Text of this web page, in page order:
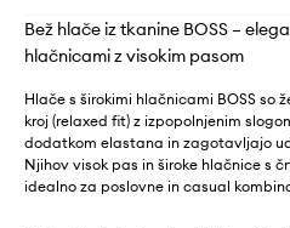
Bež hlače iz tkanine BOSS –
hlačnicami z visokim pasom
Hlače s širokimi hlačnicami BOSS so
kroj (relaxed fit) z izpopolnjenim
dodatkom elastana in zagotavljajo
Njihov visok pas in široke hlačnice s
idealno za poslovne in casual